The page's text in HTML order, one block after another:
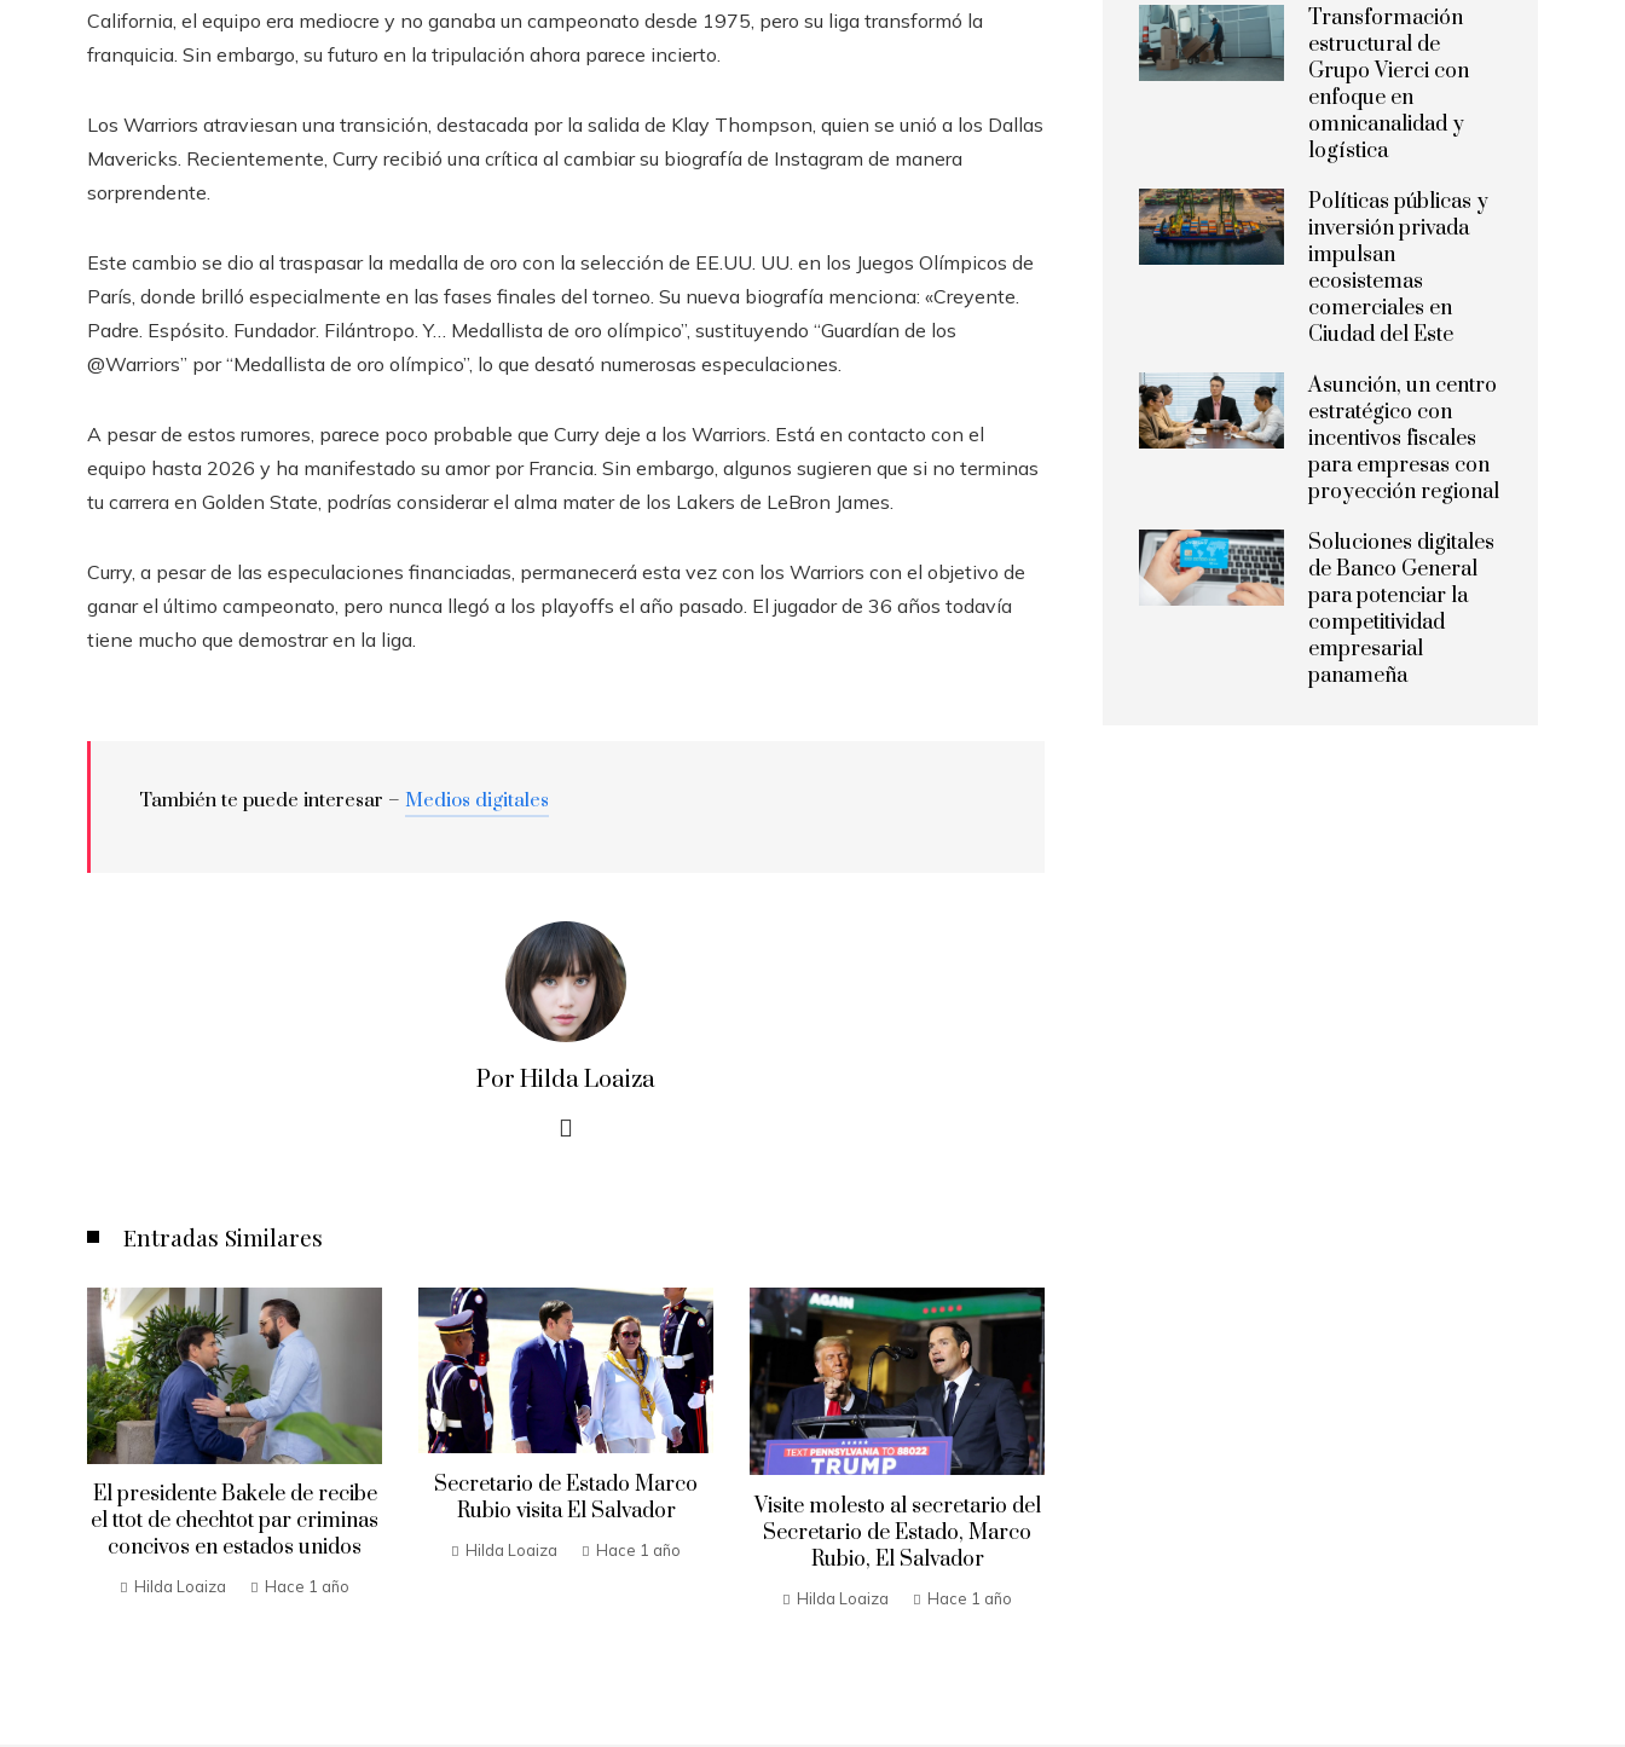
California, el equipo era mediocre y no ganaba un campeonato desde 1975, pero su liga transformó la
franquicia. Sin embargo, su futuro en la tripulación ahora parece incierto.
Los Warriors atraviesan una transición, destacada por la salida de Klay Thompson, quien se unió a los Dallas
Mavericks. Recientemente, Curry recibió una crítica al cambiar su biografía de Instagram de manera
sorprendente.
Este cambio se dio al traspasar la medalla de oro con la selección de EE.UU. UU. en los Juegos Olímpicos de
París, donde brilló especialmente en las fases finales del torneo. Su nueva biografía menciona: «Creyente.
Padre. Espósito. Fundador. Filántropo. Y… Medallista de oro olímpico”, sustituyendo “Guardían de los
@Warriors” por “Medallista de oro olímpico”, lo que desató numerosas especulaciones.
A pesar de estos rumores, parece poco probable que Curry deje a los Warriors. Está en contacto con el
equipo hasta 2026 y ha manifestado su amor por Francia. Sin embargo, algunos sugieren que si no terminas
tu carrera en Golden State, podrías considerar el alma mater de los Lakers de LeBron James.
Curry, a pesar de las especulaciones financiadas, permanecerá esta vez con los Warriors con el objetivo de
ganar el último campeonato, pero nunca llegó a los playoffs el año pasado. El jugador de 36 años todavía
tiene mucho que demostrar en la liga.
También te puede interesar – Medios digitales
Por Hilda Loaiza
Entradas Similares
El presidente Bakele de recibe
el ttot de chechtot par criminas
concivos en estados unidos
Hilda Loaiza Hace 1 año
Secretario de Estado Marco
Rubio visita El Salvador
Hilda Loaiza Hace 1 año
Visite molesto al secretario del
Secretario de Estado, Marco
Rubio, El Salvador
Hilda Loaiza Hace 1 año
Transformación
estructural de
Grupo Vierci con
enfoque en
omnicanalidad y
logística
Políticas públicas y
inversión privada
impulsan
ecosistemas
comerciales en
Ciudad del Este
Asunción, un centro
estratégico con
incentivos fiscales
para empresas con
proyección regional
Soluciones digitales
de Banco General
para potenciar la
competitividad
empresarial
panameña